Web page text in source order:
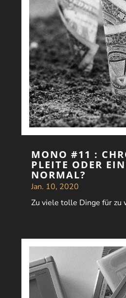
MONO #11 :
PLEITE ODER
NORMAL?
Jan. 10, 2020
Zu viele tolle Dinge für zu